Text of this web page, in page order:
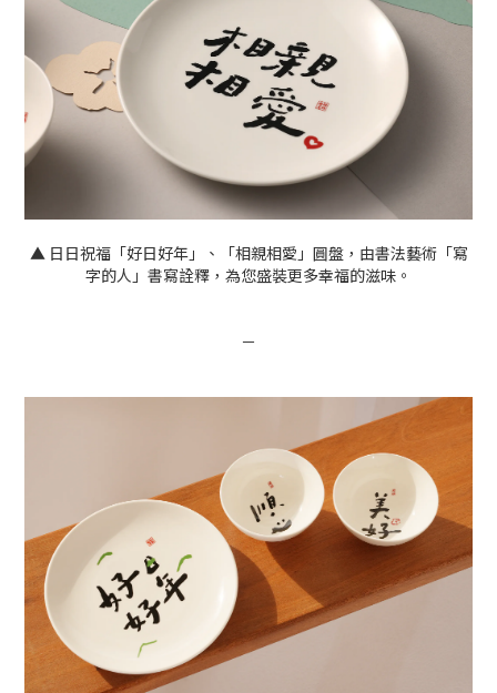
▲ 日日祝福「好日好年」、「相親相愛」圓盤，由書法藝術「寫
字的人」書寫詮釋，為您盛裝更多幸福的滋味。
－